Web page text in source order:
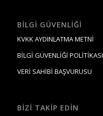
BILGI GÜVENLIĞI
KVKK AYDINLATMA METNİ
BİLGİ GÜVENLİĞİ POLİTİKASI
VERİ SAHİBİ BAŞVURUSU
BIZI TAKIP EDIN